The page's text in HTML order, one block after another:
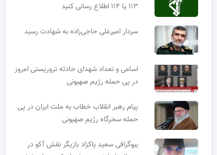
۱۱۳ یا ۱۱۴ اطلاع رسانی کنید
سردار امیرعلی حاجی‌زاده به شهادت رسید
اسامی و تعداد شهدای حادثه تروریستی امروز
در پی حمله رژیم صهیونی
پیام رهبر انقلاب خطاب به ملت ایران در پی
حمله سحرگاه رژیم صهیونی
بیوگرافی سعید پاکزاد بازیگر نقش آکو در